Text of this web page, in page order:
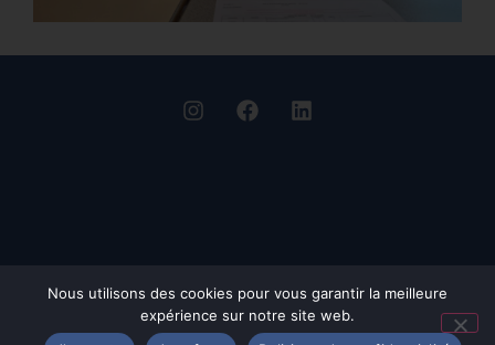
Nous utilisons des cookies pour vous garantir la meilleure
expérience sur notre site web.